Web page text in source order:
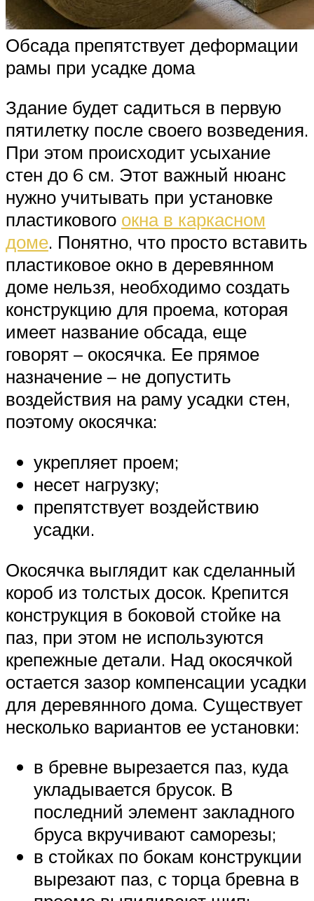
Обсада препятствует деформации
рамы при усадке дома
Здание будет садиться в первую
пятилетку после своего возведения.
При этом происходит усыхание
стен до 6 см. Этот важный нюанс
нужно учитывать при установке
пластикового окна в каркасном
доме. Понятно, что просто вставить
пластиковое окно в деревянном
доме нельзя, необходимо создать
конструкцию для проема, которая
имеет название обсада, еще
говорят – окосячка. Ее прямое
назначение – не допустить
воздействия на раму усадки стен,
поэтому окосячка:
укрепляет проем;
несет нагрузку;
препятствует воздействию
усадки.
Окосячка выглядит как сделанный
короб из толстых досок. Крепится
конструкция в боковой стойке на
паз, при этом не используются
крепежные детали. Над окосячкой
остается зазор компенсации усадки
для деревянного дома. Существует
несколько вариантов ее установки:
в бревне вырезается паз, куда
укладывается брусок. В
последний элемент закладного
бруса вкручивают саморезы;
в стойках по бокам конструкции
вырезают паз, с торца бревна в